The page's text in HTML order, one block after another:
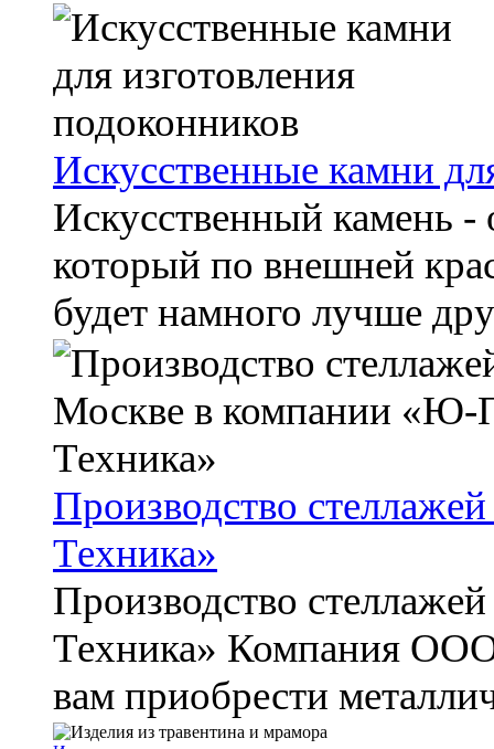
Искусственные камни
Искусственный камень
который по внешней
будет намного лучше
Производство
Техника»
Производство
Техника» Компания
вам приобрести